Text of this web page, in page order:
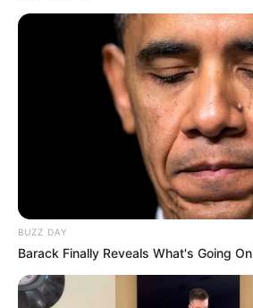
BUZZ DAY
Barack Finally Reveals What's Going